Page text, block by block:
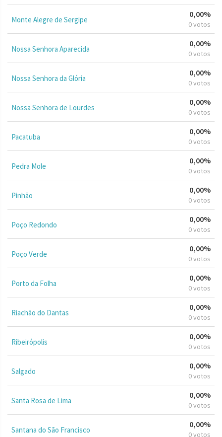
Monte Alegre de Sergipe
0,00%
0 votos
Nossa Senhora Aparecida
0,00%
0 votos
Nossa Senhora da Glória
0,00%
0 votos
Nossa Senhora de Lourdes
0,00%
0 votos
Pacatuba
0,00%
0 votos
Pedra Mole
0,00%
0 votos
Pinhão
0,00%
0 votos
Poço Redondo
0,00%
0 votos
Poço Verde
0,00%
0 votos
Porto da Folha
0,00%
0 votos
Riachão do Dantas
0,00%
0 votos
Ribeirópolis
0,00%
0 votos
Salgado
0,00%
0 votos
Santa Rosa de Lima
0,00%
0 votos
Santana do São Francisco
0,00%
0 votos